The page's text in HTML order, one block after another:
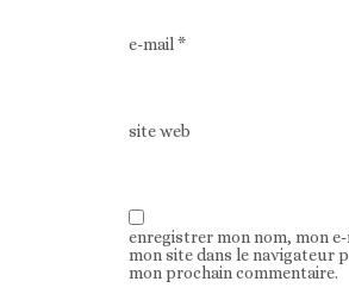
e-mail*
site web
enregistrer mon nom, mon
mon site dans le navigateur
mon prochain commentaire.